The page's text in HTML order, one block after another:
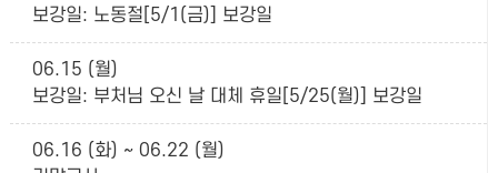
보강일: 노동절[5/1(금)] 보강일
06.15 (월)
보강일: 부처님 오신 날 대체 휴일[5/25(월)] 보강일
06.16 (화) ~ 06.22 (월)